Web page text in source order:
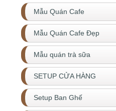
Mẫu Quán Cafe
Mẫu Quán Cafe Đẹp
Mẫu quán trà sữa
SETUP CỬA HÀNG
Setup Ban Ghế